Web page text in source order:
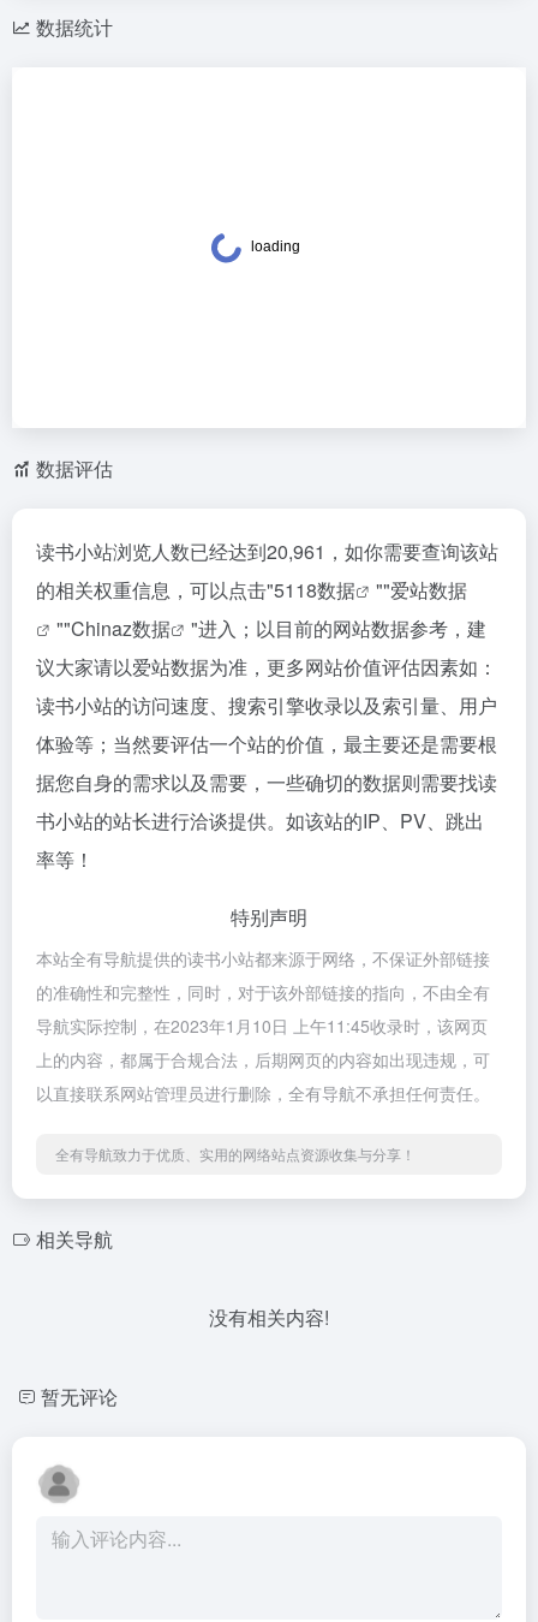
数据统计
数据评估
读书小站浏览人数已经达到20,961，如你需要查询该站
的相关权重信息，可以点击"5118数据 ""爱站数据
""Chinaz数据
"进入；以目前的网站数据参考，建
议大家请以爱站数据为准，更多网站价值评估因素如：
读书小站的访问速度、搜索引擎收录以及索引量、用户
体验等；当然要评估一个站的价值，最主要还是需要根
据您自身的需求以及需要，一些确切的数据则需要找读
书小站的站长进行洽谈提供。如该站的IP、PV、跳出
率等！
特别声明
本站全有导航提供的读书小站都来源于网络，不保证外部链接
的准确性和完整性，同时，对于该外部链接的指向，不由全有
导航实际控制，在2023年1月10日 上午11:45收录时，该网页
上的内容，都属于合规合法，后期网页的内容如出现违规，可
以直接联系网站管理员进行删除，全有导航不承担任何责任。
全有导航致力于优质、实用的网络站点资源收集与分享！
相关导航
没有相关内容!
暂无评论